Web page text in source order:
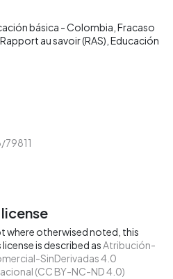
básica - Colombia Fracaso
Rapport au savoir (RAS) Educación
where otherwised noted, this
is described asAtribución-
SinDerivadas 4.0
(CC BY-NC-ND 4.0)